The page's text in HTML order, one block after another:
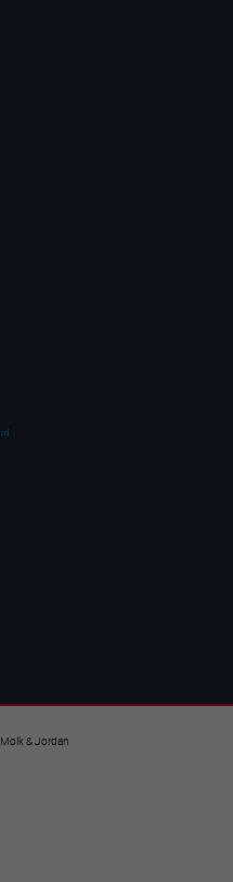
Molk & Jordan